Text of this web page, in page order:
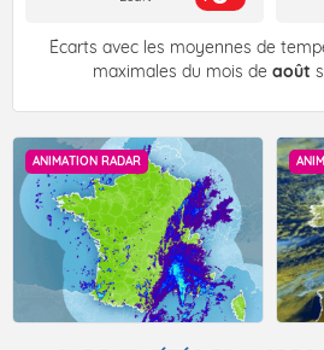
Écarts avec les moyennes de
maximales du mois de août
ANIMATION RADAR